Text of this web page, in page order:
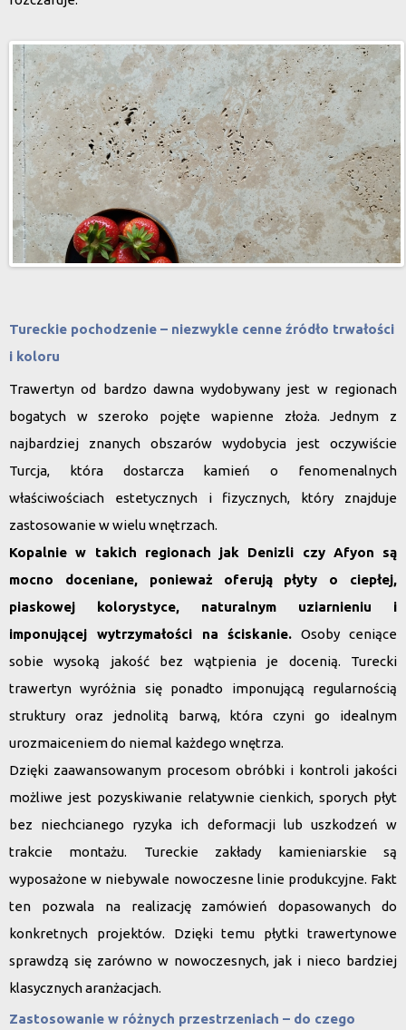
Tureckie pochodzenie – niezwykle cenne źródło trwałości
i koloru
Trawertyn od bardzo dawna wydobywany jest w regionach
bogatych w szeroko pojęte wapienne złoża. Jednym z
najbardziej znanych obszarów wydobycia jest oczywiście
Turcja, która dostarcza kamień o fenomenalnych
właściwościach estetycznych i fizycznych, który znajduje
zastosowanie w wielu wnętrzach.
Kopalnie w takich regionach jak Denizli czy Afyon są
mocno doceniane, ponieważ oferują płyty o ciepłej,
piaskowej kolorystyce, naturalnym uziarnieniu i
imponującej wytrzymałości na ściskanie. Osoby ceniące
sobie wysoką jakość bez wątpienia je docenią. Turecki
trawertyn wyróżnia się ponadto imponującą regularnością
struktury oraz jednolitą barwą, która czyni go idealnym
urozmaiceniem do niemal każdego wnętrza.
Dzięki zaawansowanym procesom obróbki i kontroli jakości
możliwe jest pozyskiwanie relatywnie cienkich, sporych płyt
bez niechcianego ryzyka ich deformacji lub uszkodzeń w
trakcie montażu. Tureckie zakłady kamieniarskie są
wyposażone w niebywale nowoczesne linie produkcyjne. Fakt
ten pozwala na realizację zamówień dopasowanych do
konkretnych projektów. Dzięki temu płytki trawertynowe
sprawdzą się zarówno w nowoczesnych, jak i nieco bardziej
klasycznych aranżacjach.
Zastosowanie w różnych przestrzeniach – do czego